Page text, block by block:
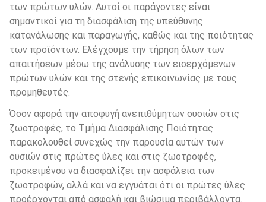
των πρώτων υλών. Αυτοί οι παράγοντες είναι
σημαντικοί για τη διασφάλιση της υπεύθυνης
κατανάλωσης και παραγωγής, καθώς και της ποιότητας
των προϊόντων. Ελέγχουμε την τήρηση όλων των
απαιτήσεων μέσω της ανάλυσης των εισερχόμενων
πρώτων υλών και της στενής επικοινωνίας με τους
προμηθευτές.
Όσον αφορά την αποφυγή ανεπιθύμητων ουσιών στις
ζωοτροφές, το Τμήμα Διασφάλισης Ποιότητας
παρακολουθεί συνεχώς την παρουσία αυτών των
ουσιών στις πρώτες ύλες και στις ζωοτροφές,
προκειμένου να διασφαλίζει την ασφάλεια των
ζωοτροφών, αλλά και να εγγυάται ότι οι πρώτες ύλες
προέρχονται από ασφαλή και βιώσιμα περιβάλλοντα.